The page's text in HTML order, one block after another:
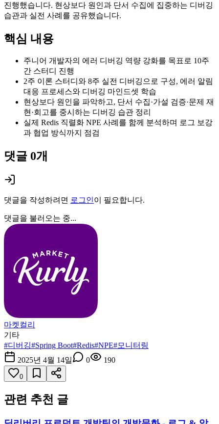
진행했습니다. 현상보다 원인과 단서 수집에 집중하는 디버깅
습관과 실전 사례를 공유했습니다.
핵심 내용
주니어 개발자의 에러 디버깅 역량 강화를 목표로 10주
간 스터디 진행
2주 이론 스터디와 8주 실전 디버깅으로 구성, 에러 알림
대응 프로세스와 디버깅 마인드셋 학습
현상보다 원인을 파악하고, 단서 수집·가설 검증·문제 재
현·회고를 중시하는 디버깅 습관 정리
실제 Redis 직렬화 NPE 사례를 함께 분석하며 로그 보강
과 협업 방식까지 점검
댓글 0개
댓글을 작성하려면 로그인이 필요합니다.
댓글을 불러오는 중...
마켓컬리
기타
#디버깅#Spring Boot#Redis#NPE#모니터링
2025년 4월 14일
0 190
0
관련 추천 글